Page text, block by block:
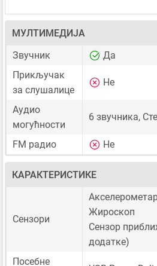
МУЛТИМЕДИЈА
Звучник
Да
Прикључак
за слушалице
Не
Аудио
могућности
6 звучника,
FM радио Не
КАРАКТЕРИСТИКЕ
Сензори
Жироскоп
Сензор
додатке)
Посебне